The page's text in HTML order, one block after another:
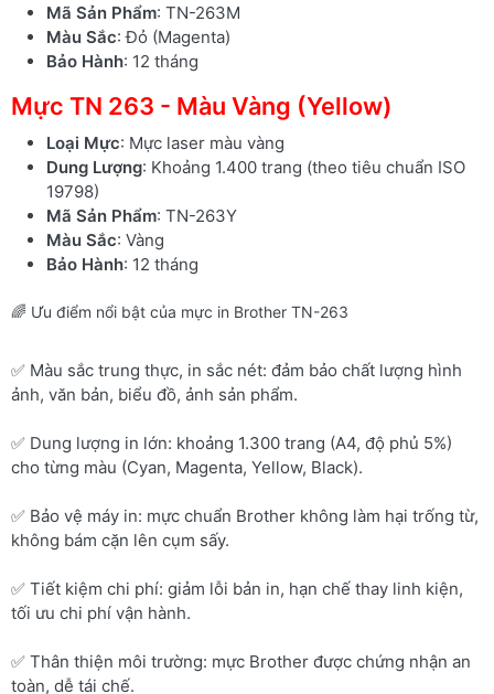
Mã Sản Phẩm: TN-263M
Màu Sắc: Đỏ (Magenta)
Bảo Hành: 12 tháng
Mực TN 263 - Màu Vàng (Yellow)
Loại Mực: Mực laser màu vàng
Dung Lượng: Khoảng 1.400 trang (theo tiêu chuẩn ISO
19798)
Mã Sản Phẩm: TN-263Y
Màu Sắc: Vàng
Bảo Hành: 12 tháng
🌈 Ưu điểm nổi bật của mực in Brother TN-263
✅ Màu sắc trung thực, in sắc nét: đảm bảo chất lượng hình
ảnh, văn bản, biểu đồ, ảnh sản phẩm.
✅ Dung lượng in lớn: khoảng 1.300 trang (A4, độ phủ 5%)
cho từng màu (Cyan, Magenta, Yellow, Black).
✅ Bảo vệ máy in: mực chuẩn Brother không làm hại trống từ,
không bám cặn lên cụm sấy.
✅ Tiết kiệm chi phí: giảm lỗi bản in, hạn chế thay linh kiện,
tối ưu chi phí vận hành.
✅ Thân thiện môi trường: mực Brother được chứng nhận an
toàn, dễ tái chế.